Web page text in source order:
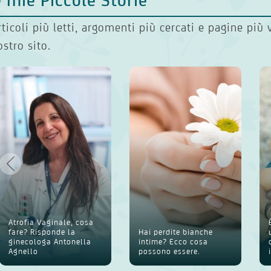
più letti, argomenti più cercati e pagine più
sito.
Atrofia Vaginale, cosa
fare? Risponde la
ginecologa Antonella
Agnello
Hai perdite bianche
intime? Ecco cosa
possono essere.